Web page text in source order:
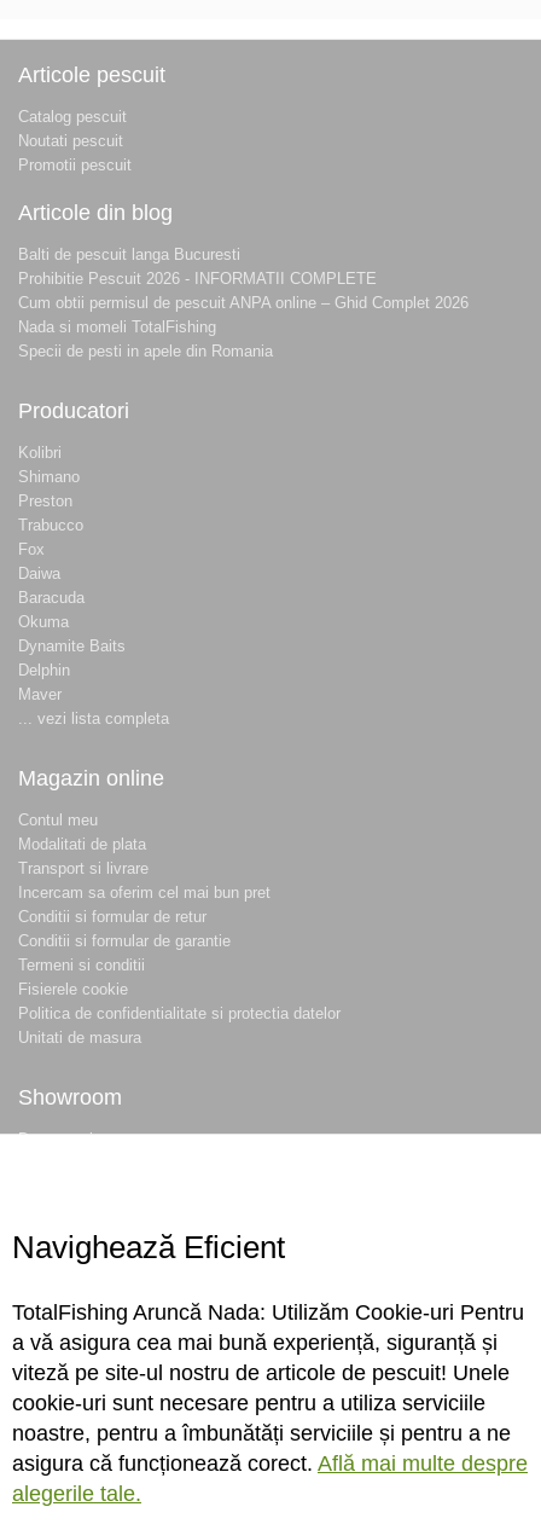
Articole pescuit
Catalog pescuit
Noutati pescuit
Promotii pescuit
Articole din blog
Balti de pescuit langa Bucuresti
Prohibitie Pescuit 2026 - INFORMATII COMPLETE
Cum obtii permisul de pescuit ANPA online – Ghid Complet 2026
Nada si momeli TotalFishing
Specii de pesti in apele din Romania
Producatori
Kolibri
Shimano
Preston
Trabucco
Fox
Daiwa
Baracuda
Okuma
Dynamite Baits
Delphin
Maver
... vezi lista completa
Magazin online
Contul meu
Modalitati de plata
Transport si livrare
Incercam sa oferim cel mai bun pret
Conditii si formular de retur
Conditii si formular de garantie
Termeni si conditii
Fisierele cookie
Politica de confidentialitate si protectia datelor
Unitati de masura
Showroom
Despre noi
Conecteaza-te
Sa ne cunoastem mai bine. Vino alaturi de noi pe reteaua ta preferata. Te
asteptam cu stiri, surprize, concursuri, premii ...
Navighează Eficient
TotalFishing Aruncă Nada: Utilizăm Cookie-uri Pentru
a vă asigura cea mai bună experiență, siguranță și
viteză pe site-ul nostru de articole de pescuit! Unele
cookie-uri sunt necesare pentru a utiliza serviciile
noastre, pentru a îmbunătăți serviciile și pentru a ne
asigura că funcționează corect. Află mai multe despre
alegerile tale.